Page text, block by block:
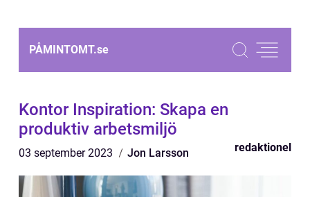
PÅMINTOMT.se
Kontor Inspiration: Skapa en
produktiv arbetsmiljö
03 september 2023 Jon Larsson redaktionel